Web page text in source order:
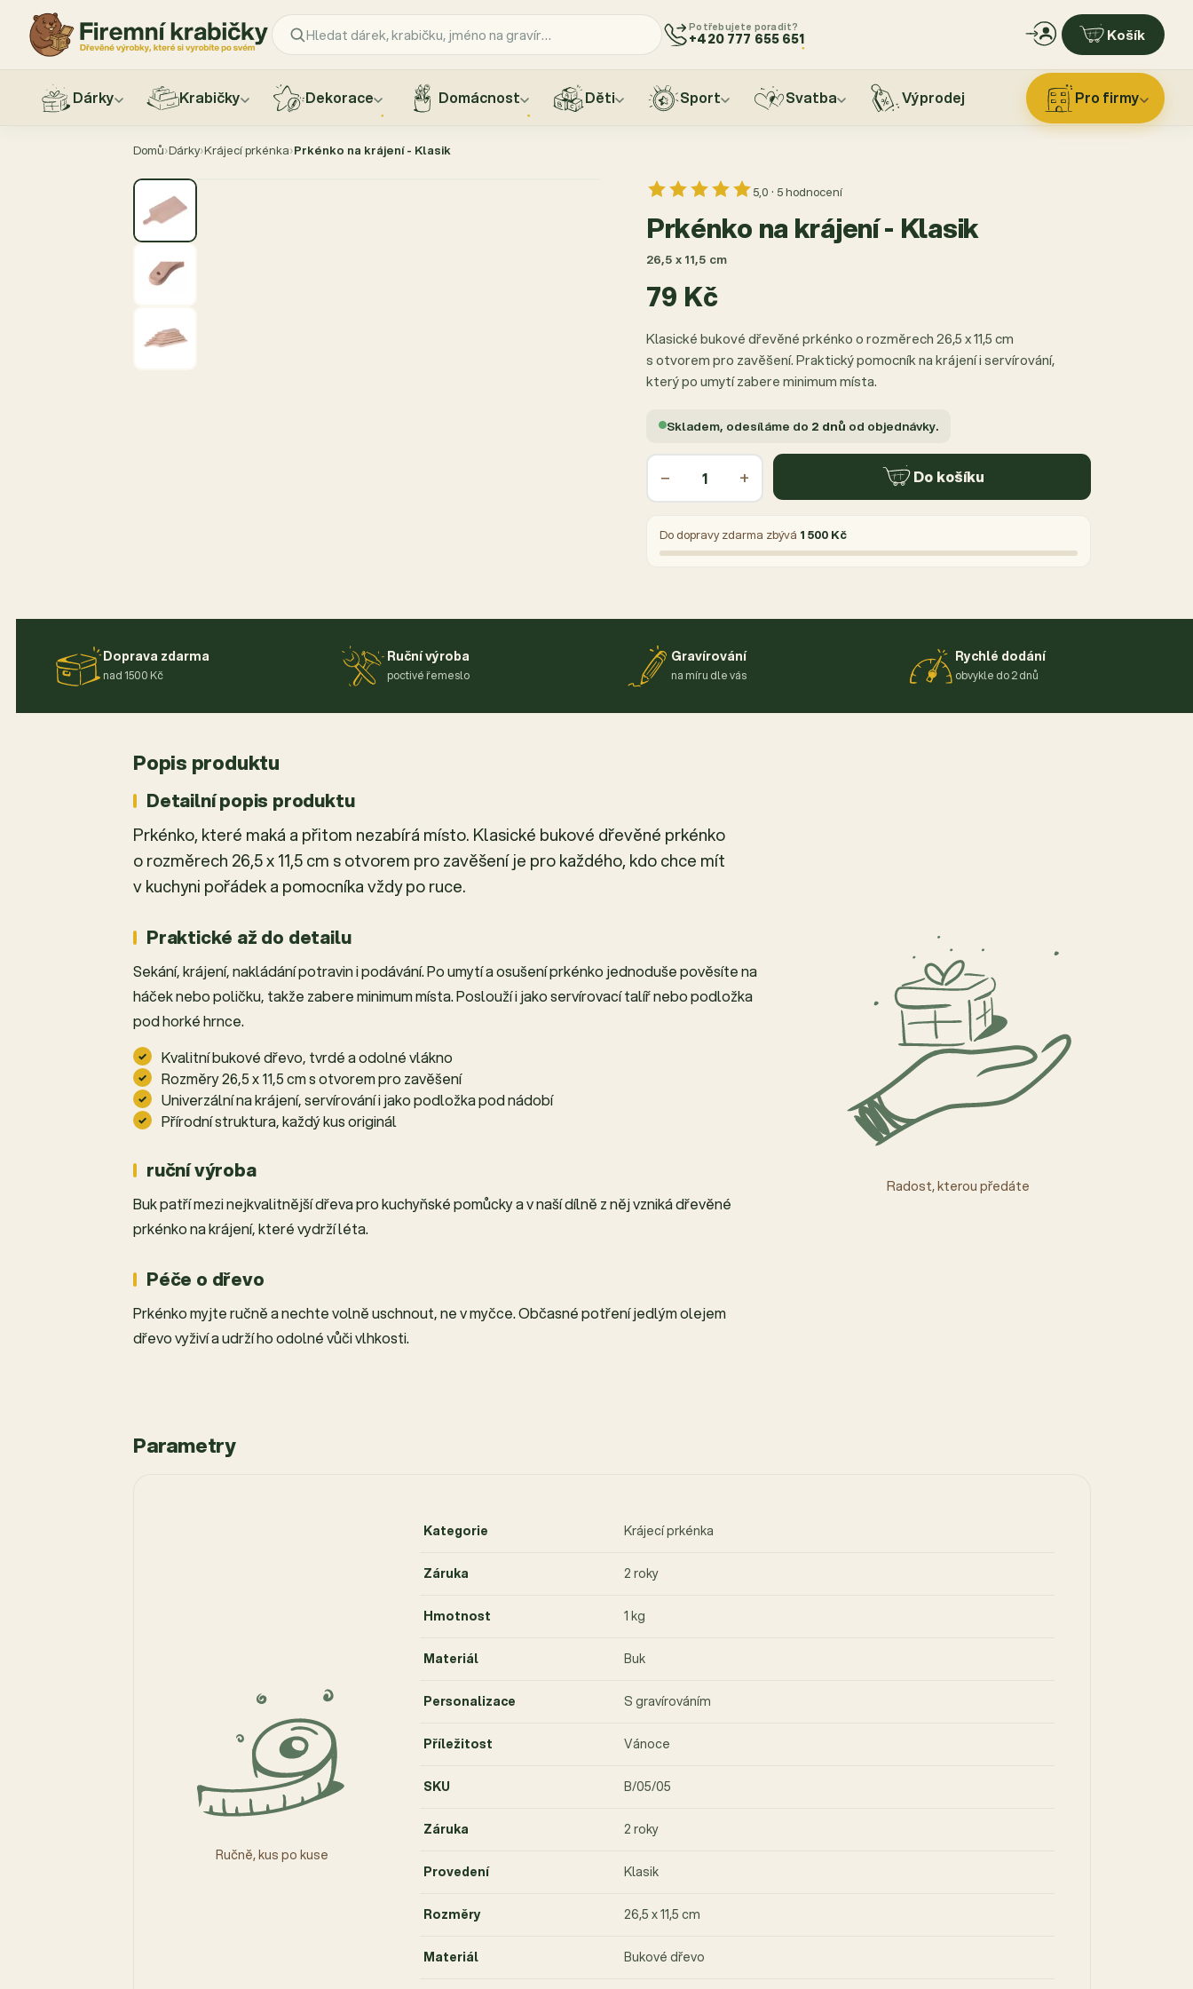
Potřebujete poradit?
+420 777 655 651 Košík
Dárky Krabičky Dekorace Domácnost Děti Sport Svatba Výprodej Pro firmy
Domů›Dárky›Krájecí prkénka›Prkénko na krájení - Klasik
5,0 · 5 hodnocení
Prkénko na krájení - Klasik
26,5 x 11,5 cm
79 Kč
Klasické bukové dřevěné prkénko o rozměrech 26,5 x 11,5 cm
s otvorem pro zavěšení. Praktický pomocník na krájení i servírování,
který po umytí zabere minimum místa.
Skladem, odesíláme do 2 dnů od objednávky.
− + Do košíku
Do dopravy zdarma zbývá 1 500 Kč
Doprava zdarma
nad 1500 Kč
Ruční výroba
poctivé řemeslo
Gravírování
na míru dle vás
Rychlé dodání
obvykle do 2 dnů
Popis produktu
Detailní popis produktu
Prkénko, které maká a přitom nezabírá místo. Klasické bukové dřevěné prkénko
o rozměrech 26,5 x 11,5 cm s otvorem pro zavěšení je pro každého, kdo chce mít
v kuchyni pořádek a pomocníka vždy po ruce.
Praktické až do detailu
Sekání, krájení, nakládání potravin i podávání. Po umytí a osušení prkénko jednoduše pověsíte na
háček nebo poličku, takže zabere minimum místa. Poslouží i jako servírovací talíř nebo podložka
pod horké hrnce.
Kvalitní bukové dřevo, tvrdé a odolné vlákno
Rozměry 26,5 x 11,5 cm s otvorem pro zavěšení
Univerzální na krájení, servírování i jako podložka pod nádobí
Přírodní struktura, každý kus originál
ruční výroba
Buk patří mezi nejkvalitnější dřeva pro kuchyňské pomůcky a v naší dílně z něj vzniká dřevěné
prkénko na krájení, které vydrží léta.
Péče o dřevo
Prkénko myjte ručně a nechte volně uschnout, ne v myčce. Občasné potření jedlým olejem
dřevo vyživí a udrží ho odolné vůči vlhkosti.
Radost, kterou předáte
Parametry
Ručně, kus po kuse
Kategorie Krájecí prkénka
Záruka 2 roky
Hmotnost 1 kg
Materiál Buk
Personalizace S gravírováním
Příležitost Vánoce
SKU B/05/05
Záruka 2 roky
Provedení Klasik
Rozměry 26,5 x 11,5 cm
Materiál Bukové dřevo